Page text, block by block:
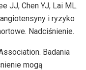
JJ, Chen YJ, Lai ML.
i ryzyko
Nadciśnienie.
Badania
mogą